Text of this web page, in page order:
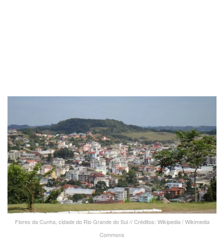
Flores da Cunha, cidade do Rio Grande do Sul // Créditos: Wikipedia / Wikimedia
Commons